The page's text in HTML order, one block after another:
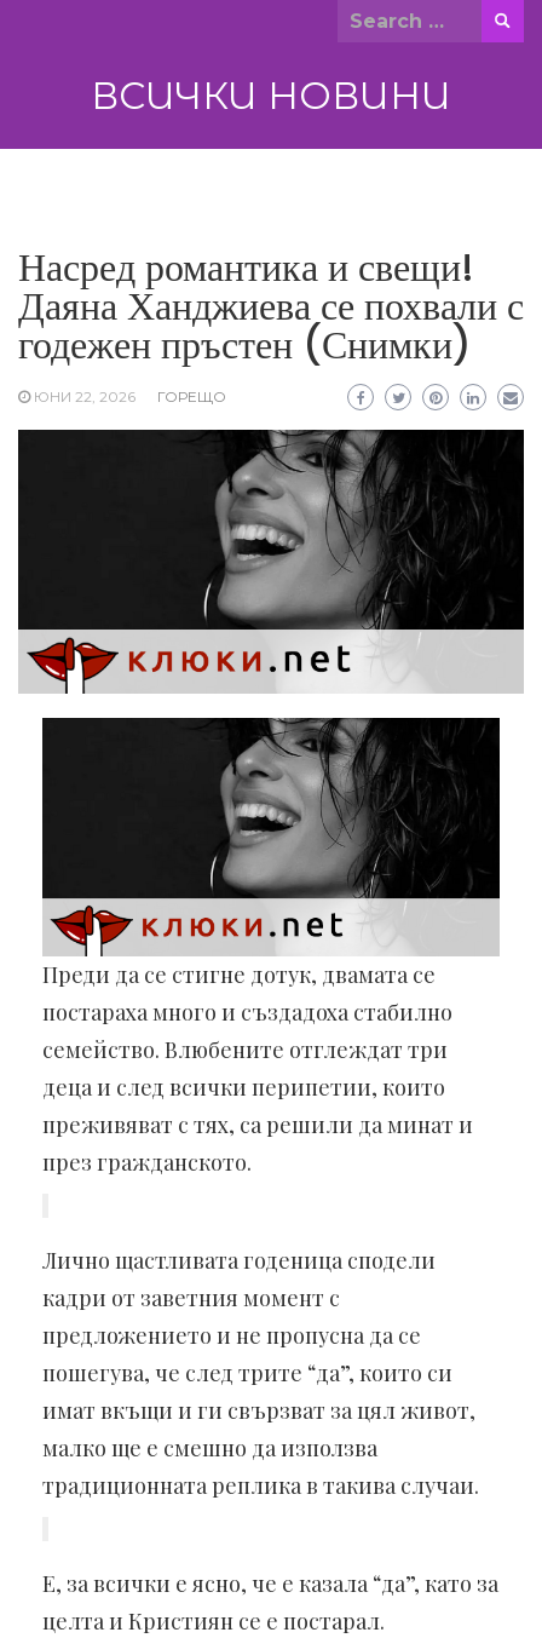
Search
ВСИЧКИ НОВИНИ
Насред романтика и свещи!
Даяна Ханджиева се похвали с
годежен пръстен (Снимки)
ЮНИ 22, 2026 ГОРЕЩО
Преди да се стигне дотук, двамата се
постараха много и създадоха стабилно
семейство. Влюбените отглеждат три
деца и след всички перипетии, които
преживяват с тях, са решили да минат и
през гражданското.
Лично щастливата годеница сподели
кадри от заветния момент с
предложението и не пропусна да се
пошегува, че след трите “да”, които си
имат вкъщи и ги свързват за цял живот,
малко ще е смешно да използва
традиционната реплика в такива случаи.
Е, за всички е ясно, че е казала “да”, като за
целта и Кристиян се е постарал.